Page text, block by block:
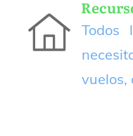
Todos
vuelos,